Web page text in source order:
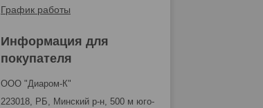
График работы
Информация для
покупателя
ООО "Диаром-К"
223018, РБ, Минский р-н, 500 м юго-